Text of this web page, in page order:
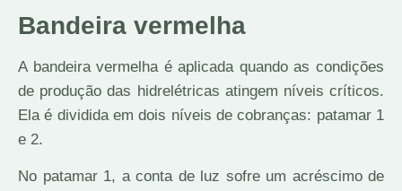
Bandeira vermelha
A bandeira vermelha é aplicada quando as condições
de produção das hidrelétricas atingem níveis críticos.
Ela é dividida em dois níveis de cobranças: patamar 1
e 2.
No patamar 1, a conta de luz sofre um acréscimo de